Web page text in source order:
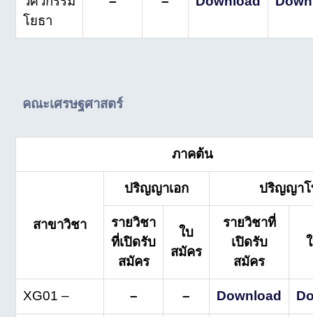
โยธา
คณะเศรษฐศาสตร์
ภาคต้น
สาขาวิชา
ปริญญาเอก ปริญญา
รายวิชา
ที่เปิดรับ
สมัคร
ใบ
สมัคร
รายวิชาที่
เปิดรับ
สมัคร
XG01 – – – Download